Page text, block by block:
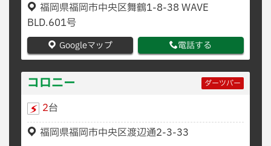
福岡県福岡市中央区舞鶴1-8-38 WAVE
BLD.601号
Googleマップ 電話する
コロニー ダーツバー
2台
福岡県福岡市中央区渡辺通2-3-33